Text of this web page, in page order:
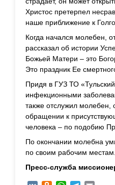
Христос претерпел
наше приближение к
Когда начался молебен,
рассказал об истории
Божьей Матери – это
Это праздник Ее
Придя в ГУЗ ТО
инфекционными
также отслужил
обращении к
человека – по подобию
По окончании молебна
по своим рабочим местам.
Пресс-служба